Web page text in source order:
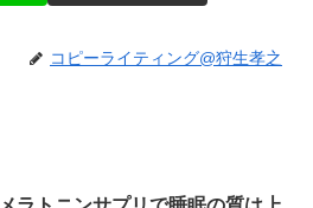
コピーライティング@狩生孝之